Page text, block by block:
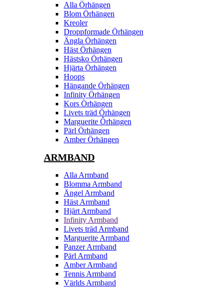
Alla Örhängen
Blom Örhängen
Kreoler
Droppformade Örhängen
Ängla Örhängen
Häst Örhängen
Hästsko Örhängen
Hjärta Örhängen
Hoops
Hängande Örhängen
Infinity Örhängen
Kors Örhängen
Livets träd Örhängen
Marguerite Ôrhängen
Pärl Örhängen
Amber Örhängen
ARMBAND
Alla Armband
Blomma Armband
Ängel Armband
Häst Armband
Hjärt Armband
Infinity Armband
Livets träd Armband
Marguerite Armband
Panzer Armband
Pärl Armband
Amber Armband
Tennis Armband
Världs Armband